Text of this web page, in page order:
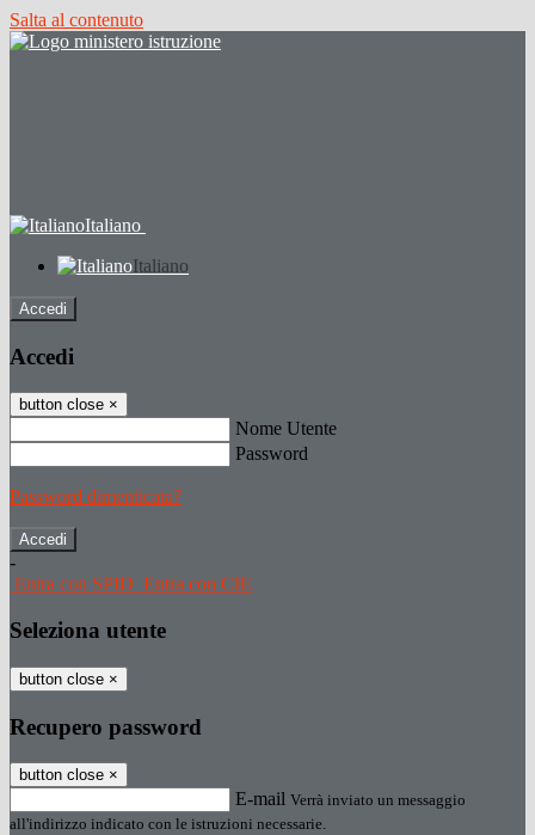
Salta al contenuto
Italiano
Italiano
Accedi
Accedi
button close ×
Nome Utente
Password
Password dimenticata?
-
Entra con SPID Entra con CIE
Seleziona utente
button close ×
Recupero password
button close ×
E-mail Verrà inviato un messaggio
all'indirizzo indicato con le istruzioni necessarie.